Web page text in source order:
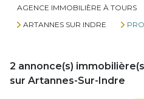
AGENCE IMMOBILIÈRE À TOURS
ARTANNES SUR INDRE
2 annonce(s)
sur Artannes-Sur-Indre